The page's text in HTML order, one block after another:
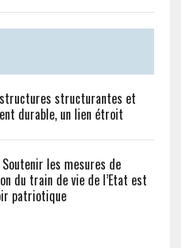
structurantes et
durable, un lien étroit
Soutenir les mesures de
du train de vie de l’Etat est
patriotique